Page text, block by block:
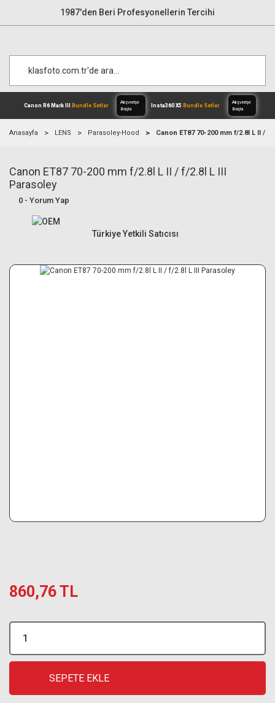
1987'den Beri Profesyonellerin Tercihi
Canon R6 Mark III Bundle Setler
Alışverişe
Anasayfa LENS Parasoley-Hood Canon ET87 70-200 mm f/2.8l L II / f/
Canon ET87 70-200 mm f/2.8l L II / f/2.8l L III
Parasoley
0 - Yorum Yap
Türkiye Yetkili Satıcısı
860,76 TL
SEPETE EKLE